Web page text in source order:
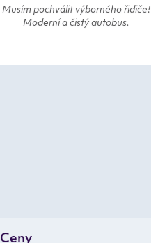
Musím pochválit výborného řidiče!
Moderní a čistý autobus.
Ceny